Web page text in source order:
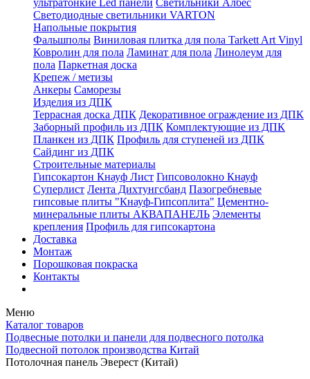
ультратонкие Led панели Светильники Албес
Светодиодные светильники VARTON
Напольные покрытия
Фальшполы Виниловая плитка для пола Tarkett Art Vinyl
Ковролин для пола Ламинат для пола Линолеум для
пола Паркетная доска
Крепеж / метизы
Анкеры Саморезы
Изделия из ДПК
Террасная доска ДПК Декоративное ограждение из ДПК
Заборный профиль из ДПК Комплектующие из ДПК
Планкен из ДПК Профиль для ступеней из ДПК
Сайдинг из ДПК
Строительные материалы
Гипсокартон Кнауф Лист Гипсоволокно Кнауф
Суперлист Лента Дихтунгсбанд Пазогребневые
гипсовые плиты "Кнауф-Гипсоплита" Цементно-
минеральные плиты АКВАПАНЕЛЬ Элементы
крепления Профиль для гипсокартона
Доставка
Монтаж
Порошковая покраска
Контакты
Меню
Каталог товаров
Подвесные потолки и панели для подвесного потолка
Подвесной потолок производства Китай
Потолочная панель Эверест (Китай)